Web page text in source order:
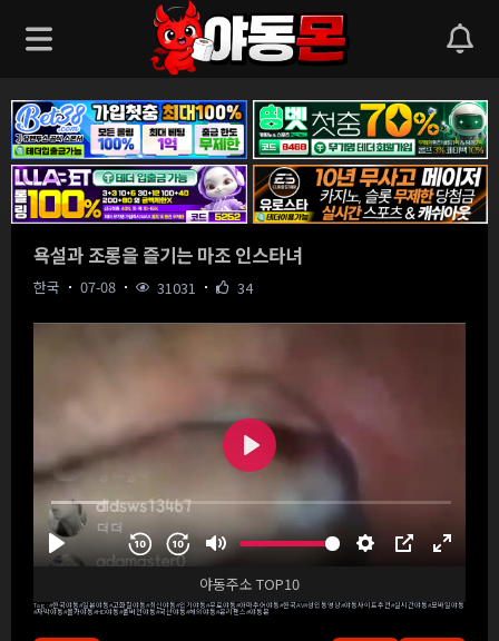
욕설과 조롱을 즐기는 마조 인스타녀
한국 07-08 31031 34
야동주소 TOP10
Tag :#한국야동#일본야동#고화질야동#최신야동#인기야동#무료야동#아마추어야동#한국AV#성인동영상#야동사이트추천#실시간야동#모바일야동
#자막야동#몰카야동#HD야동#풀버전야동#국산야동#해외야동#온리팬스#야동몬